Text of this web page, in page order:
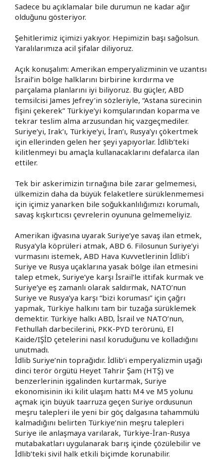
Sadece bu açıklamalar bile durumun ne kadar ağır
olduğunu gösteriyor.
Şehitlerimiz içimizi yakıyor. Hepimizin başı sağolsun.
Yaralılarımıza acil şifalar diliyoruz.
Açık konuşalım: Amerikan emperyalizminin ve uzantısı
İsrail’in bölge halklarını birbirine kırdırma ve
parçalama planlarını iyi biliyoruz. Bu güçler, ABD
temsilcisi James Jefrey’in sözleriyle, “Astana sürecinin
fişini çekerek” Türkiye’yi komşularından koparma ve
tekrar teslim alma arzusundan hiç vazgeçmediler.
Suriye’yi, Irak’ı, Türkiye’yi, İran’ı, Rusya’yı çökertmek
için ellerinden gelen her şeyi yapıyorlar. İdlib’teki
kilitlenmeyi bu amaçla kullanacaklarını defalarca ilan
ettiler.
Tek bir askerimizin tırnağına bile zarar gelmemesi,
ülkemizin daha da büyük felaketlere sürüklenmemesi
için içimiz yanarken bile soğukkanlılığımızı korumalı,
savaş kışkırtıcısı çevrelerin oyununa gelmemeliyiz.
Amerikan iğvasına uyarak Suriye’ye savaş ilan etmek,
Rusya’yla köprüleri atmak, ABD 6. Filosunun Suriye’yi
vurmasını istemek, ABD Hava Kuvvetlerinin İdlib’i
Suriye ve Rusya uçaklarına yasak bölge ilan etmesini
talep etmek, Suriye’ye karşı İsrail’le ittifak kurmak ve
Suriye’ye eş zamanlı olarak saldırmak, NATO’nun
Suriye ve Rusya’ya karşı “bizi koruması” için çağrı
yapmak, Türkiye halkını tam bir tuzağa sürüklemek
demektir. Türkiye halkı ABD, İsrail ve NATO’nun,
Fethullah darbecilerini, PKK-PYD terörünü, El
Kaide/IŞİD çetelerini nasıl koruduğunu ve kolladığını
unutmadı.
İdlib Suriye’nin toprağıdır. İdlib’i emperyalizmin uşağı
dinci terör örgütü Heyet Tahrir Şam (HTŞ) ve
benzerlerinin işgalinden kurtarmak, Suriye
ekonomisinin iki kilit ulaşım hattı M4 ve M5 yolunu
açmak için büyük taarruza geçen Suriye ordusunun
meşru talepleri ile yeni bir göç dalgasına tahammülü
kalmadığını belirten Türkiye’nin meşru talepleri
Suriye ile anlaşmaya varılarak, Türkiye-İran-Rusya
mutabakatları uygulanarak barış içinde çözülebilir ve
İdlib’teki sivil halk etkili biçimde korunabilir.